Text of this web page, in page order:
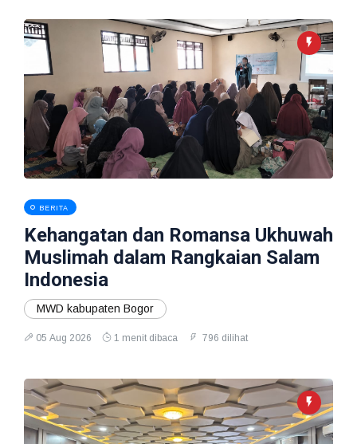
BERITA
Kehangatan dan Romansa Ukhuwah
Muslimah dalam Rangkaian Salam
Indonesia
MWD kabupaten Bogor
05 Aug 2026 1 menit dibaca 796 dilihat